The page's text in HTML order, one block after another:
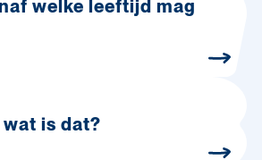
welke leeftijd mag
wat is dat?